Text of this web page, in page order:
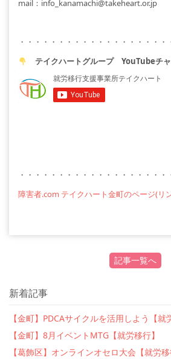
mail ： info_kanamachi@takeheart.or.jp
・・・・・・・・・・・・・・・・・・・
テイクハートグループ YouTubeチャ
・・・・・・・・・・・・・・・・・・・
障害者.com テイクハート金町のページ(リ
記事一覧へ
新着記事
【金町】PDCAサイクルを活用しよう【就
【金町】8月イベントMTG【就労移行】
【葛飾区】オンラインオセロ大会【就労移